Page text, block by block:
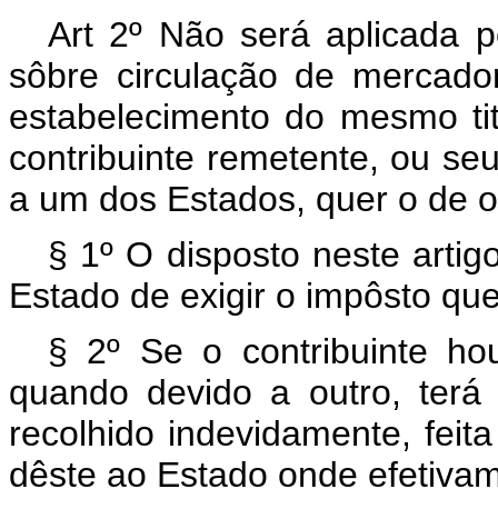
Art 2º Não será aplicada
sôbre circulação de
estabelecimento do mesmo
contribuinte remetente, ou
a um dos Estados, quer o de
§ 1º O disposto neste
Estado de exigir o impôsto
§ 2º Se o contribuinte
quando devido a outro,
recolhido indevidamente,
dêste ao Estado onde